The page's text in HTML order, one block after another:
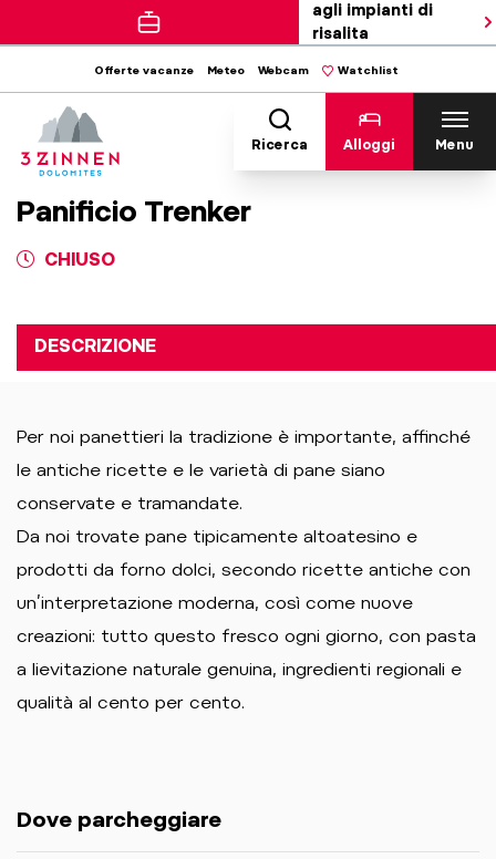
agli impianti di
risalita
Offerte vacanze Meteo Webcam Watchlist
Ricerca Alloggi Menu
Panificio Trenker
CHIUSO
DESCRIZIONE
Per noi panettieri la tradizione è importante, affinché
le antiche ricette e le varietà di pane siano
conservate e tramandate.
Da noi trovate pane tipicamente altoatesino e
prodotti da forno dolci, secondo ricette antiche con
un’interpretazione moderna, così come nuove
creazioni: tutto questo fresco ogni giorno, con pasta
a lievitazione naturale genuina, ingredienti regionali e
qualità al cento per cento.
Dove parcheggiare